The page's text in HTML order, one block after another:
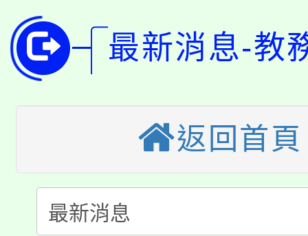
代理(課)教師甄選結果(
轉知中國文化大學推廣
程，歡迎學生輔導中心
系所師生報名參加。
轉知苗栗縣政府辦理
縣市「校園短影音徵
門員」簡章及活動海報
踴躍報名參加。
「桃園市補助參觀特色
展演活動實施計畫」
115年度「教育部表揚
義教育推展貢獻獎」
公告本校115學年度第
最新消息-教
返回首頁